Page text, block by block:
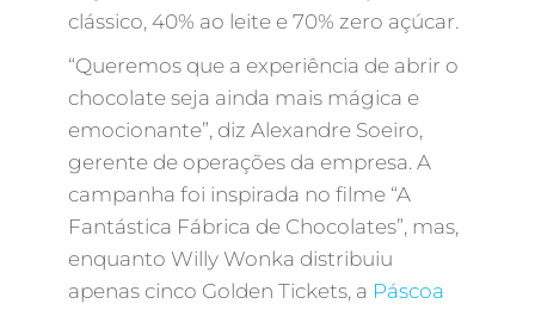
clássico, 40% ao leite e 70% zero açúcar.
“Queremos que a experiência de abrir o
chocolate seja ainda mais mágica e
emocionante”, diz Alexandre Soeiro,
gerente de operações da empresa. A
campanha foi inspirada no filme “A
Fantástica Fábrica de Chocolates”, mas,
enquanto Willy Wonka distribuiu
apenas cinco Golden Tickets, a Páscoa